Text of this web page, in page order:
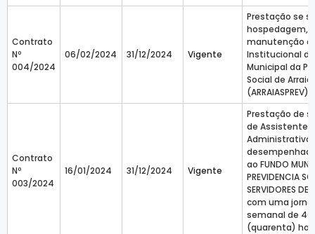
Contrato
Nº
004/2024
06/02/2024 31/12/2024 Vigente
Prestação se
hospedagem,
manutenção
Institucional
Municipal da
Social de
(ARRAIASPREV)
Contrato
Nº
003/2024
16/01/2024 31/12/2024 Vigente
Prestação de
de Assistente
Administrativo
ao FUNDO
PREVIDENCIA
SERVIDORES DE
com uma
semanal de 40
(quarenta)